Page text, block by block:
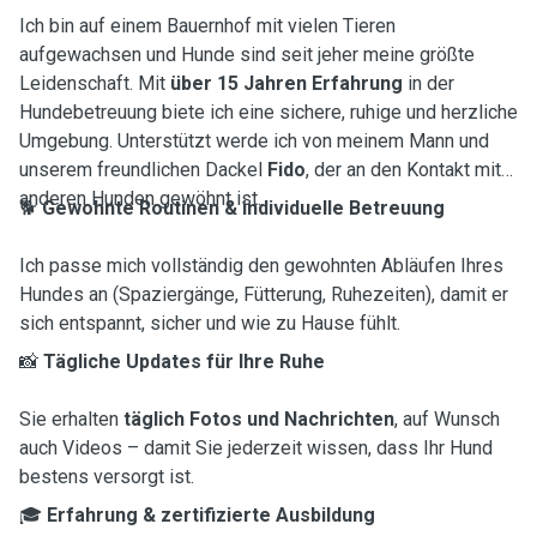
Ich bin auf einem Bauernhof mit vielen Tieren
aufgewachsen und Hunde sind seit jeher meine größte
Leidenschaft. Mit über 15 Jahren Erfahrung in der
Hundebetreuung biete ich eine sichere, ruhige und herzliche
Umgebung. Unterstützt werde ich von meinem Mann und
unserem freundlichen Dackel Fido, der an den Kontakt mit
anderen Hunden gewöhnt ist.
🐕Gewohnte Routinen & individuelle Betreuung
Ich passe mich vollständig den gewohnten Abläufen Ihres
Hundes an (Spaziergänge, Fütterung, Ruhezeiten), damit er
sich entspannt, sicher und wie zu Hause fühlt.
📸 Tägliche Updates für Ihre Ruhe
Sie erhalten täglich Fotos und Nachrichten, auf Wunsch
auch Videos – damit Sie jederzeit wissen, dass Ihr Hund
bestens versorgt ist.
🎓 Erfahrung & zertifizierte Ausbildung